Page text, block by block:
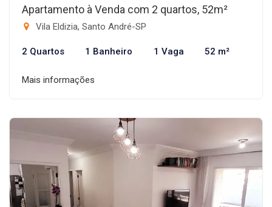
Apartamento à Venda com 2 quartos, 52m²
Vila Eldizia, Santo André-SP
2 Quartos 1 Banheiro 1 Vaga 52 m²
Mais informações